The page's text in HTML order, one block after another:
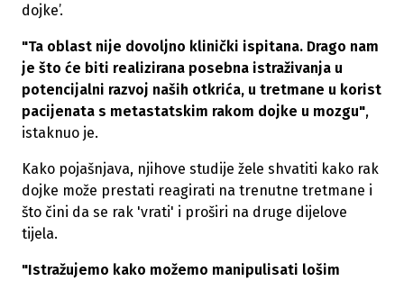
dojke’.
"Ta oblast nije dovoljno klinički ispitana. Drago nam
je što će biti realizirana posebna istraživanja u
potencijalni razvoj naših otkrića, u tretmane u korist
pacijenata s metastatskim rakom dojke u mozgu",
istaknuo je.
Kako pojašnjava, njihove studije žele shvatiti kako rak
dojke može prestati reagirati na trenutne tretmane i
što čini da se rak 'vrati' i proširi na druge dijelove
tijela.
"Istražujemo kako možemo manipulisati lošim